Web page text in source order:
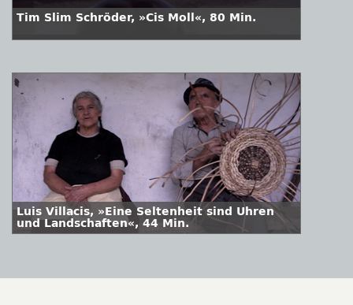
Tim Slim Schröder, »Cis Moll«, 80 Min.
Luis Villacis, »Eine Seltenheit sind Uhren
und Landschaften«, 44 Min.